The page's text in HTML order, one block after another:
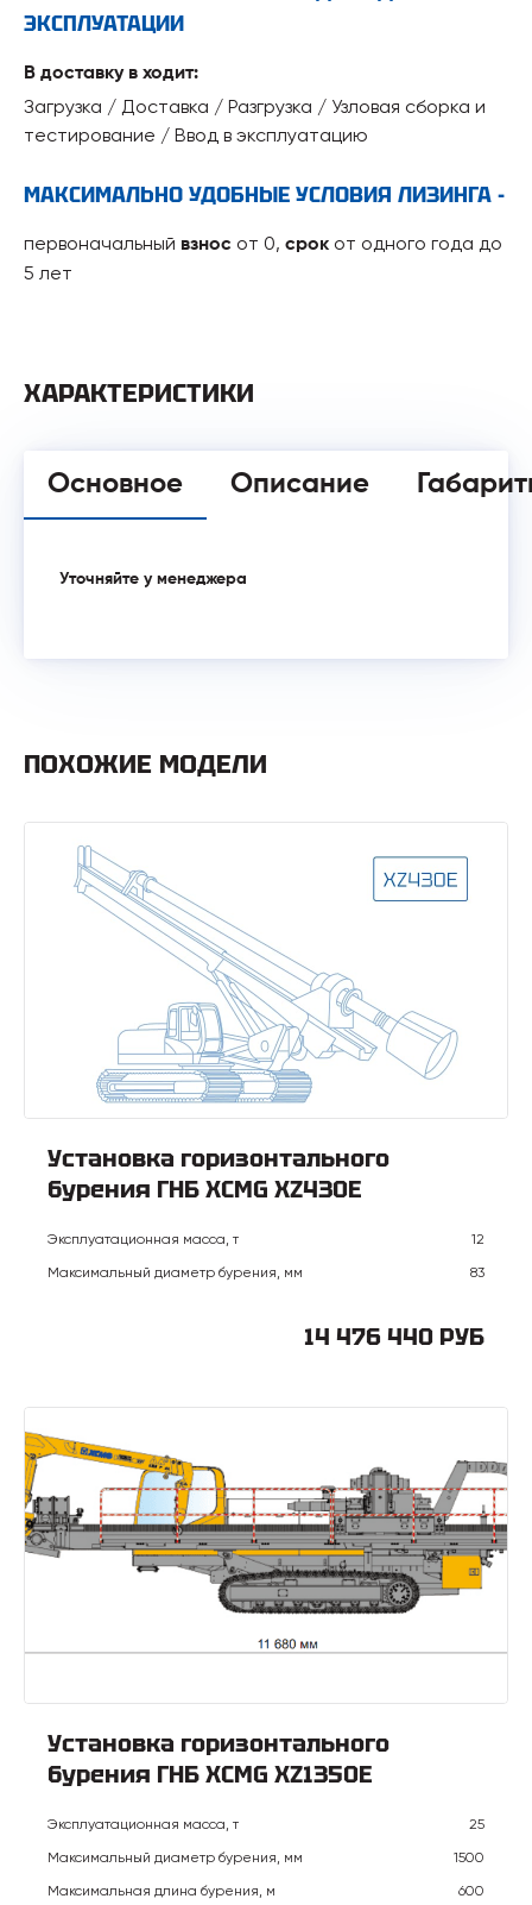
ЭКСПЛУАТАЦИИ
В доставку в ходит:
Загрузка / Доставка / Разгрузка / Узловая сборка и
тестирование / Ввод в эксплуатацию
МАКСИМАЛЬНО УДОБНЫЕ УСЛОВИЯ ЛИЗИНГА -
первоначальный взнос от 0, срок от одного года до
5 лет
ХАРАКТЕРИСТИКИ
Основное Описание
Уточняйте у менеджера
ПОХОЖИЕ МОДЕЛИ
Установка горизонтального
бурения ГНБ XCMG XZ430E
Эксплуатационная масса, т
12
Максимальный диаметр бурения, мм
83
14 476 440 РУБ
Установка горизонтального
бурения ГНБ XCMG XZ1350E
Эксплуатационная масса, т
25
Максимальный диаметр бурения, мм
1500
Максимальная длина бурения, м
600